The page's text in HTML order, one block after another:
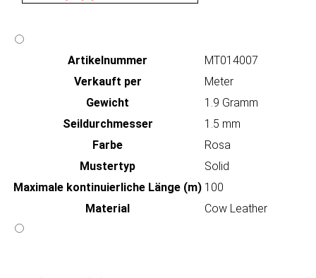
Artikeln‌ummer
MT014007
Verkauft per
Meter
Gewicht
1.9 Gramm
Seildurchmesser
1.5 mm
Farbe
Rosa
Mustertyp
Solid
Maximale kontinuierliche Länge (m) 100
Material
Cow Leather